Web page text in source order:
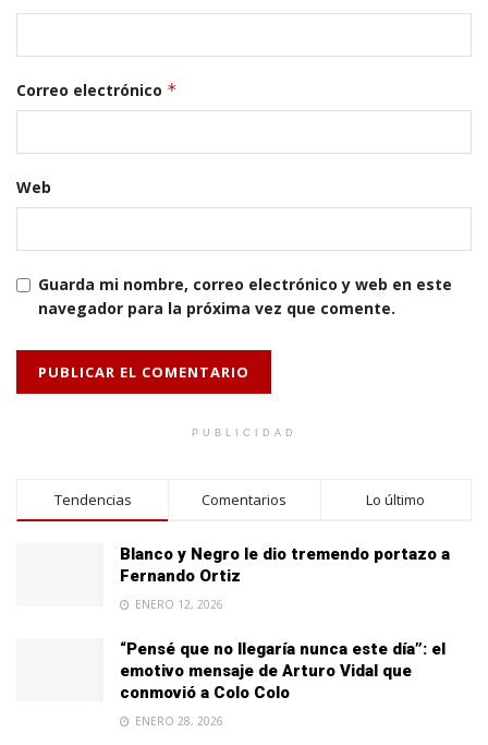
Correo electrónico *
Web
Guarda mi nombre, correo electrónico y web en este
navegador para la próxima vez que comente.
PUBLICIDAD
Tendencias Comentarios Lo último
Blanco y Negro le dio tremendo portazo a
Fernando Ortiz
ENERO 12, 2026
“Pensé que no llegaría nunca este día”: el
emotivo mensaje de Arturo Vidal que
conmovió a Colo Colo
ENERO 28, 2026